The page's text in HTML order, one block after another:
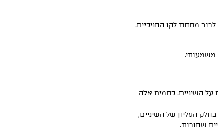
מתחת לקו החניכיים.
משמעותי.
על השיניים. כתמים אלה
העליון של השיניים,
שחורות.